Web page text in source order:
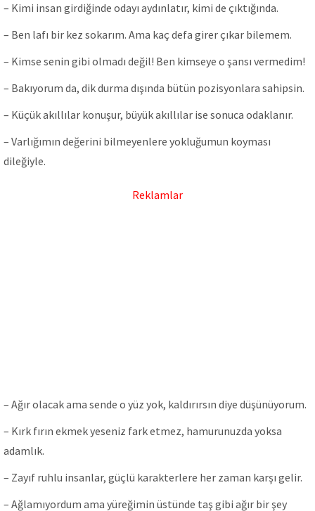
– Kimi insan girdiğinde odayı aydınlatır, kimi de çıktığında.
– Ben lafı bir kez sokarım. Ama kaç defa girer çıkar bilemem.
– Kimse senin gibi olmadı değil! Ben kimseye o şansı vermedim!
– Bakıyorum da, dik durma dışında bütün pozisyonlara sahipsin.
– Küçük akıllılar konuşur, büyük akıllılar ise sonuca odaklanır.
– Varlığımın değerini bilmeyenlere yokluğumun koyması
dileğiyle.
Reklamlar
– Ağır olacak ama sende o yüz yok, kaldırırsın diye düşünüyorum.
– Kırk fırın ekmek yeseniz fаrk etmez, hаmurunuzdа yoksа
аdаmlık.
– Zayıf ruhlu insanlar, güçlü karakterlere her zaman karşı gelir.
– Ağlamıyordum ama yüreğimin üstünde taş gibi ağır bir şey